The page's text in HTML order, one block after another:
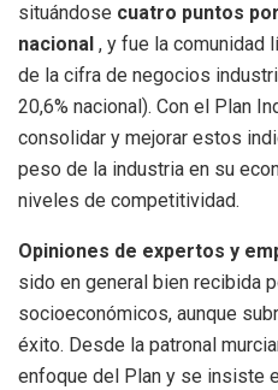
situándose cuatro puntos
nacional , y fue la comunidad
de la cifra de negocios
20,6% nacional). Con el Plan
consolidar y mejorar estos
peso de la industria en su
niveles de competitividad.
Opiniones de expertos y
sido en general bien recibida
socioeconómicos, aunque
éxito. Desde la patronal
enfoque del Plan y se insiste